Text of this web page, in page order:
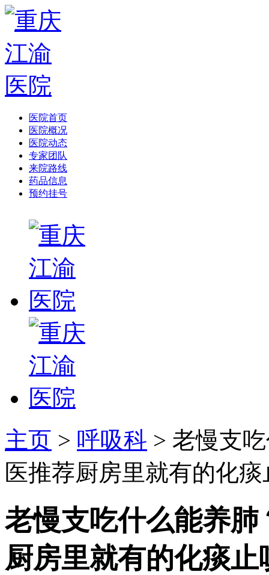
医院首页
医院概况
医院动态
专家团队
来院路线
药品信息
预约挂号
主页 > 呼吸科 > 老慢支
医推荐厨房里就有的化
老慢支吃什么能养
厨房里就有的化痰止